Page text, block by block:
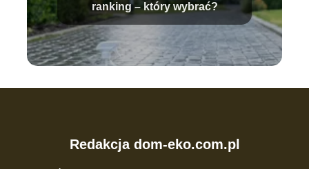
ranking – który wybrać?
Redakcja dom-eko.com.pl